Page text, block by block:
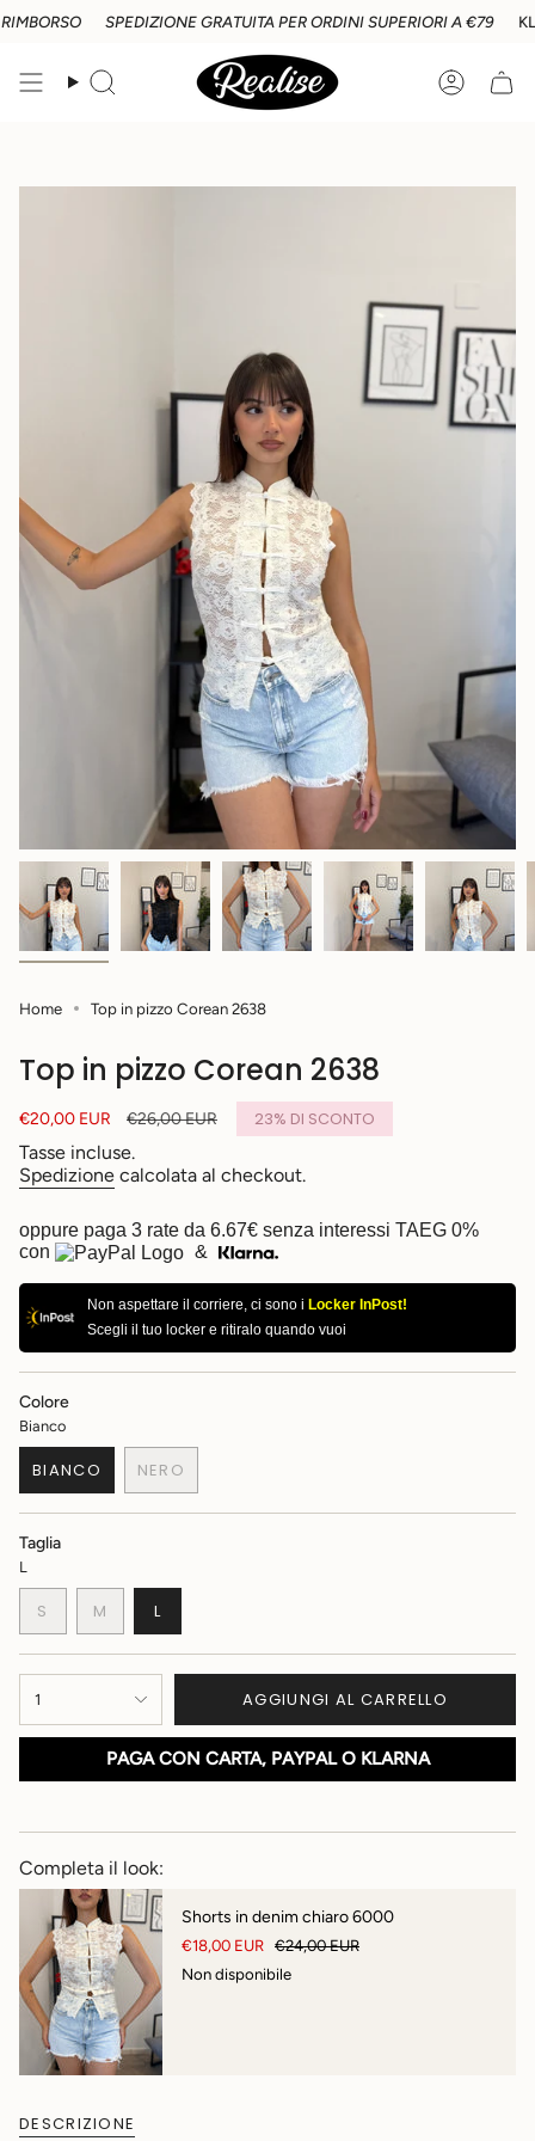
Vai
al
SPEDIZIONE GRATUITA PER ORDINI SUPERIORI A €79
Cerca
Home Top in pizzo Corean 2638
Top in pizzo Corean 2638
Prezzo
di
vendita
€20,00 EUR
Prezzo
€26,00 EUR 23% DI SCONTO
Tasse incluse.
Spedizione calcolata al checkout.
oppure paga 3 rate da 6.67€ senza interessi TAEG 0%
con
&
Non aspettare il corriere, ci sono iLocker InPost!
Scegli il tuo locker e ritiralo quando vuoi
Colore
Bianco
BIANCO
VARIANTE
ESAURITA
NERO
VARIANTE
ESAURITA
Taglia
L
S VARIANTE
ESAURITA
O
NON
M VARIANTE
ESAURITA
O
NON
L
ESAURITA
O
NON
DISPONIBILE
<span
class=\"quantity-
nel
carrello",
"decrease"=>"Diminuisci
quantità
per
{{
product
}}",
"multiples_of"=>"Incrementi
{{
1 AGGIUNGI AL CARRELLO
PAGA CON CARTA, PAYPAL O KLARNA
Completa il look:
Shorts in denim chiaro 6000
€18,00 EUR €24,00 EUR
Non disponibile
DESCRIZIONE